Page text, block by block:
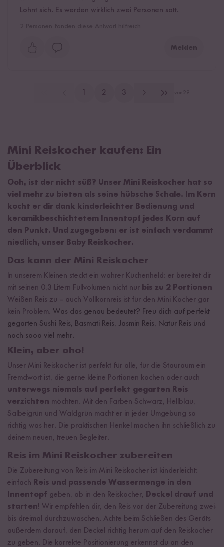
Lohnt sich. Es werden wirklich zwei Personen satt.
Melden
2 3
Mini Reiskocher kaufen: Ein
Überblick
Ooh, ist der nicht süß? Unser Mini Reiskocher hat so
viel mehr zu bieten als seine hübsche Schale. Im Kern
kocht er dir dank kinderleichter Bedienung und
keramikbeschichtetem Innentopf jedes Korn auf
den Punkt. Und zugegeben: er ist einfach verdammt
niedlich, unser Baby Reiskocher.
Das kann der Mini Reiskocher
In unserem Kleinen steckt ein wahrer Küchenheld: er bereitet dir
mit seinen 0,3 Litern Füllvolumen nicht nur bis zu 2 Portionen
Weißen Reis zu – auch Vollkornreis ist für den Mini Kocher gar
kein Problem. Was das genau bedeutet? Freu dich auf perfekt
gegarten Sushi Reis, Basmati Reis, Jasmin Reis, Natur Reis und
noch sooo viel mehr.
Klein, aber oho!
Unser Mini Reiskocher ist perfekt für alle, für die Stauraum ein
Fremdwort ist, die gerne kleine Portionen kochen oder auch
unterwegs niemals auf perfekt gegarten Reis
verzichten möchten. Mit den Farben Schwarz, Hellblau,
Salbeigrün und Waldgrün macht er in jeder Umgebung so
richtig was her. Die praktischen Henkel machen ihn schließlich zu
deinem neuen, treuen Begleiter.
Reis im Mini Reiskocher zubereiten
Die Zubereitung von Reis im Mini Reiskocher ist kinderleicht:
einfach Reis und passende Wassermenge in den
Innentopf geben, ab in den Reiskocher,
Deckel drauf und
starten! Wir empfehlen dir, den Reis vor der Zubereitung zwei-
bis dreimal durchzuwaschen. Achte beim Schließen des Geräts
außerdem darauf, den Deckel richtig herum auf den Reiskocher
zu geben. Die korrekte Positionierung erkennst du an den